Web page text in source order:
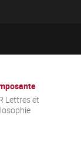
Lettres et